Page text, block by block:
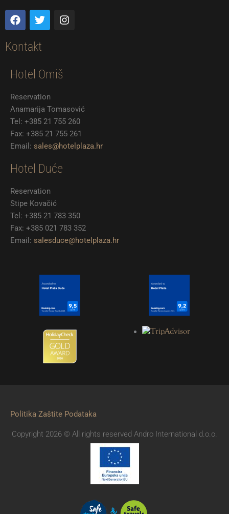
o
o
k
e
r
g
r
F
a
c
e
b
o
T
w
i
t
t
r
I
n
Kontakt
Hotel Omiš
Reservation
Anamarija Tomasović
Tel: +385 21 755 260
Fax: +385 21 755 261
Email: sales@hotelplaza.hr
Hotel Duće
Reservation
Stipe Kovačić
Tel: +385 21 783 350
Fax: +385 021 783 352
Email: salesduce@hotelplaza.hr
Politika Zaštite Podataka
Copyright 2026 © All rights reserved Andro International d.o.o.